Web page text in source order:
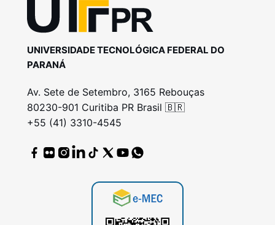
UNIVERSIDADE TECNOLÓGICA FEDERAL DO
PARANÁ
Av. Sete de Setembro, 3165 Rebouças
80230-901 Curitiba PR Brasil 🇧🇷
+55 (41) 3310-4545